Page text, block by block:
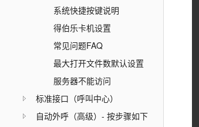
系统快捷按键说明
得伯乐卡机设置
常见问题FAQ
最大打开文件数默认设置
服务器不能访问
标准接口（呼叫中心）
自动外呼（高级）- 按步骤如下